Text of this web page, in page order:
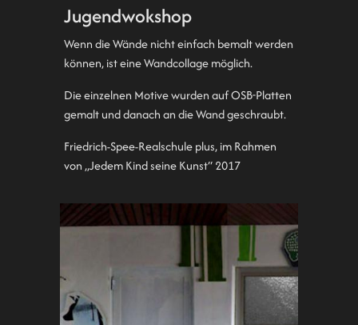
Jugendwokshop
Wenn die Wände nicht einfach bemalt werden
können, ist eine Wandcollage möglich.
Die einzelnen Motive wurden auf OSB-Platten
gemalt und danach an die Wand geschraubt.
Friedrich-Spee-Realschule plus, im Rahmen
von „Jedem Kind seine Kunst“ 2017